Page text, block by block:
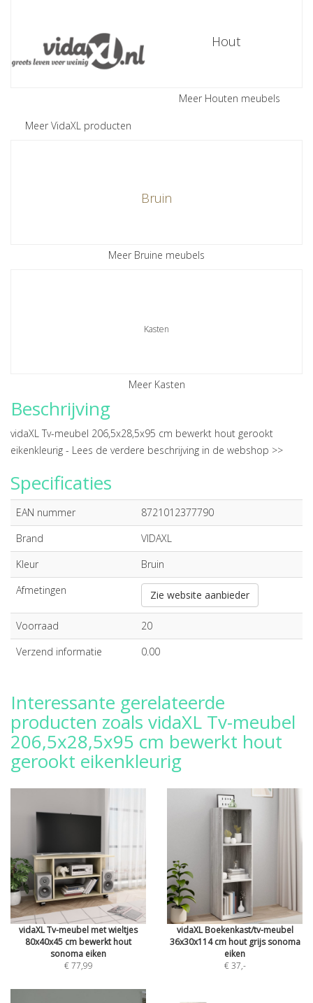
Meer VidaXL producten
Hout
Meer Houten meubels
Bruin
Meer Bruine meubels
Kasten
Meer Kasten
Beschrijving
vidaXL Tv-meubel 206,5x28,5x95 cm bewerkt hout gerookt
eikenkleurig - Lees de verdere beschrijving in de webshop >>
Specificaties
EAN nummer
8721012377790
Brand
VIDAXL
Kleur
Bruin
Afmetingen
Zie website aanbieder
Voorraad
20
Verzend informatie
0.00
Interessante gerelateerde
producten zoals vidaXL Tv-meubel
206,5x28,5x95 cm bewerkt hout
gerookt eikenkleurig
vidaXL Tv-meubel met wieltjes
80x40x45 cm bewerkt hout
sonoma eiken
€ 77,99
vidaXL Boekenkast/tv-meubel
36x30x114 cm hout grijs sonoma
eiken
€ 37,-